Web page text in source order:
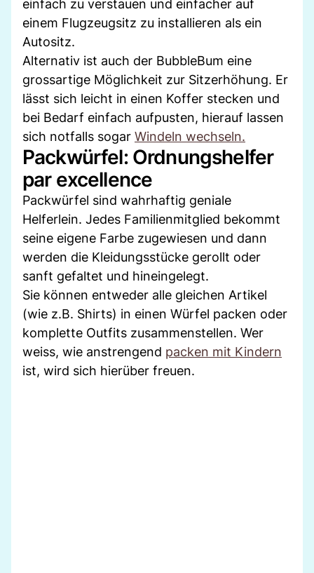
einfach zu verstauen und einfacher auf
einem Flugzeugsitz zu installieren als ein
Autositz.
Alternativ ist auch der BubbleBum eine
grossartige Möglichkeit zur Sitzerhöhung. Er
lässt sich leicht in einen Koffer stecken und
bei Bedarf einfach aufpusten, hierauf lassen
sich notfalls sogar Windeln wechseln.
Packwürfel: Ordnungshelfer
par excellence
Packwürfel sind wahrhaftig geniale
Helferlein. Jedes Familienmitglied bekommt
seine eigene Farbe zugewiesen und dann
werden die Kleidungsstücke gerollt oder
sanft gefaltet und hineingelegt.
Sie können entweder alle gleichen Artikel
(wie z.B. Shirts) in einen Würfel packen oder
komplette Outfits zusammenstellen. Wer
weiss, wie anstrengend packen mit Kindern
ist, wird sich hierüber freuen.